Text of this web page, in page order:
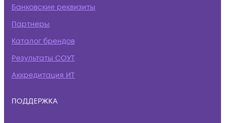
Банковские реквизиты
Партнеры
Каталог брендов
Результаты СОУТ
Аккредитация ИТ
ПОДДЕРЖКА